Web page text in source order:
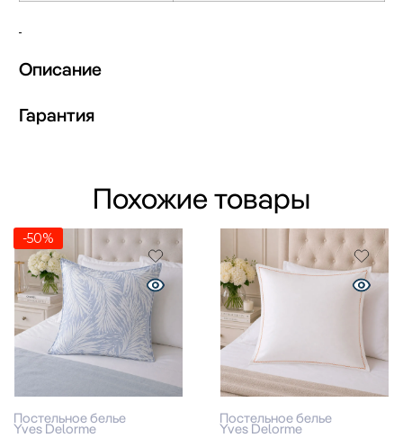
Описание
Гарантия
Похожие товары
-50%
Постельное белье
Yves Delorme
Постельное белье
Yves Delorme